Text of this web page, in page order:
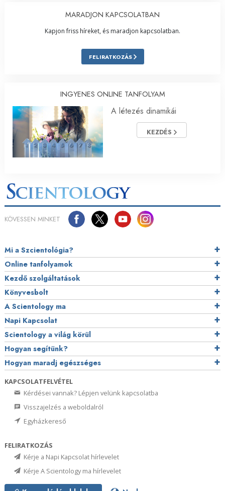
MARADJON KAPCSOLATBAN
Kapjon friss híreket, és maradjon kapcsolatban.
FELIRATKOZÁS
INGYENES ONLINE TANFOLYAM
A létezés dinamikái
KEZDÉS
KÖVESSEN MINKET
Mi a Szcientológia?
Online tanfolyamok
Kezdő szolgáltatások
Könyvesbolt
A Scientology ma
Napi Kapcsolat
Scientology a világ körül
Hogyan segítünk?
Hogyan maradj egészséges
KAPCSOLATFELVÉTEL
Kérdései vannak? Lépjen velünk kapcsolatba
Visszajelzés a weboldalról
Egyházkereső
FELIRATKOZÁS
Kérje a Napi Kapcsolat hírlevelet
Kérje A Scientology ma hírlevelet